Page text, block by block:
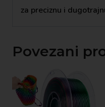
za preciznu i
Povezani